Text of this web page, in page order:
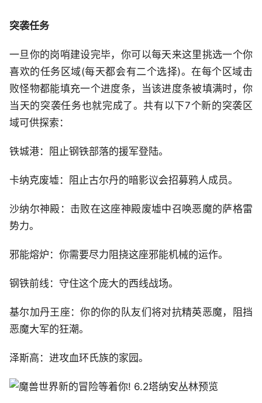
突袭任务
一旦你的岗哨建设完毕，你可以每天来这里挑选一个你
喜欢的任务区域(每天都会有二个选择)。在每个区域击
败怪物都能填充一个进度条，当该进度条被填满时，你
当天的突袭任务也就完成了。共有以下7个新的突袭区
域可供探索：
铁城港：阻止钢铁部落的援军登陆。
卡纳克废墟：阻止古尔丹的暗影议会招募鸦人成员。
沙纳尔神殿：击败在这座神殿废墟中召唤恶魔的萨格雷
势力。
邪能熔炉：你需要尽力阻挠这座邪能机械的运作。
钢铁前线：守住这个庞大的西线战场。
基尔加丹王座：你的你的队友们将对抗精英恶魔，阻挡
恶魔大军的狂潮。
泽斯高：进攻血环氏族的家园。